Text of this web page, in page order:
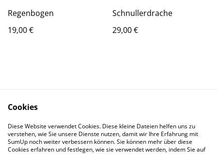
Regenbogen
19,00 €
Schnullerdrache
29,00 €
Datenschutz
Cookies
Impressum
Cookies
Diese Website verwendet Cookies. Diese kleine Dateien helfen uns zu
verstehen, wie Sie unsere Dienste nutzen, damit wir Ihre Erfahrung mit
SumUp noch weiter verbessern können. Sie können mehr über diese
Cookies erfahren und festlegen, wie sie verwendet werden, indem Sie auf